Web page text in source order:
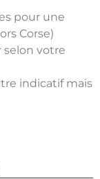
pour une
Corse)
selon votre
indicatif mais